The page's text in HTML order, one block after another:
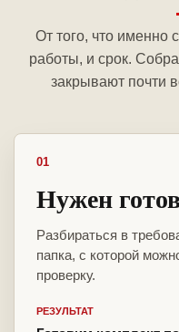
От того, что именно
работы, и срок.
закрывают почти
01
Нужен
Разбираться в
папка, с которой
проверку.
РЕЗУЛЬТАТ